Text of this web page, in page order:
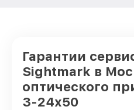
Гарантии
Sightmark в
оптического
3-24x50